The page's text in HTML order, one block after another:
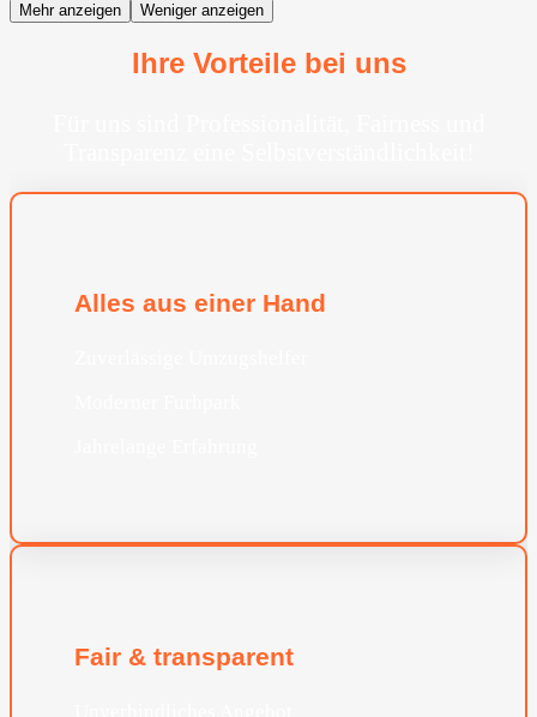
Mehr anzeigen Weniger anzeigen
Ihre Vorteile bei uns
Alles aus einer Hand
Fair & transparent